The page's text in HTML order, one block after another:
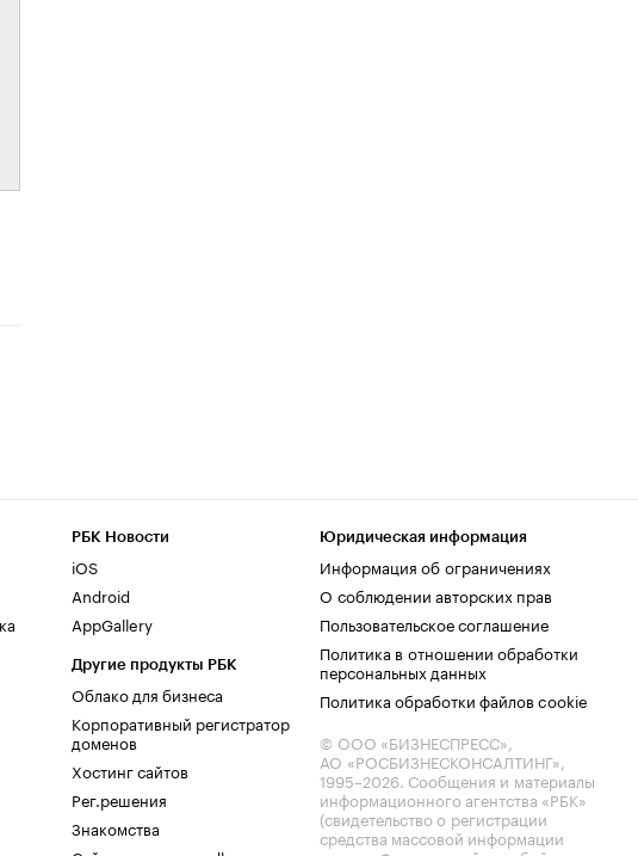
РБК Новости
iOS
Android
AppGallery
Другие продукты РБК
Облако для бизнеса
Корпоративный регистратор
доменов
Хостинг сайтов
Рег.решения
Знакомства
Юридическая информация
Информация об ограничениях
О соблюдении авторских прав
Пользовательское соглашение
Политика в отношении обработки
персональных данных
Политика обработки файлов cookie
© ООО «БИЗНЕСПРЕСС»,
АО «РОСБИЗНЕСКОНСАЛТИНГ»,
1995–2026. Сообщения и материалы
информационного агентства «РБК»
(свидетельство о регистрации
средства массовой информации